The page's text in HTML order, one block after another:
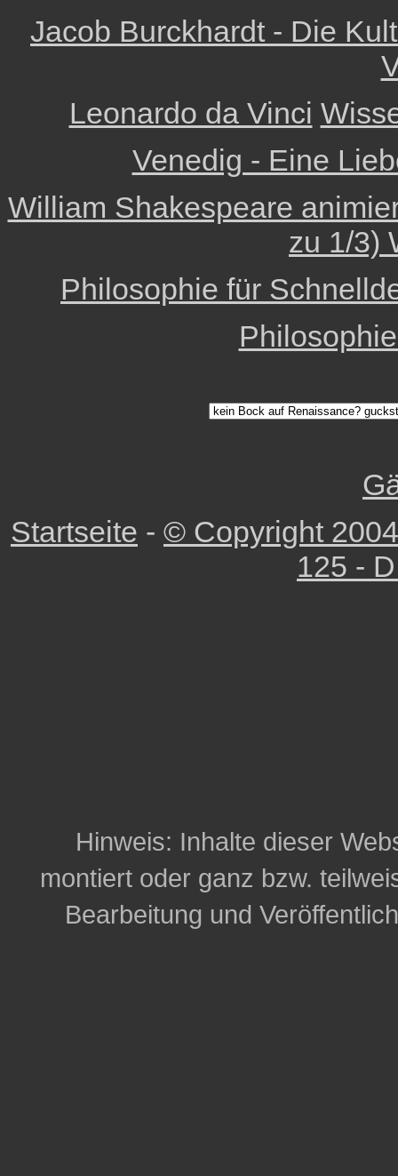
Jacob Burckhardt - Die
Leonardo da Vinci
Venedig - Eine
William Shakespeare
zu 1/3)
Philosophie für
Startseite - © Copyright
125 -
Hinweis: Inhalte dieser
montiert oder ganz bzw.
Bearbeitung und